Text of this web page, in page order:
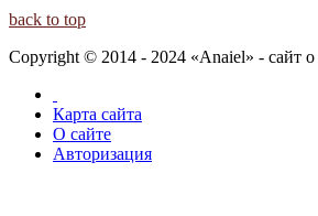
back to top
Copyright © 2014 - 2024 «Anaiel» - сайт
Карта сайта
О сайте
Авторизация